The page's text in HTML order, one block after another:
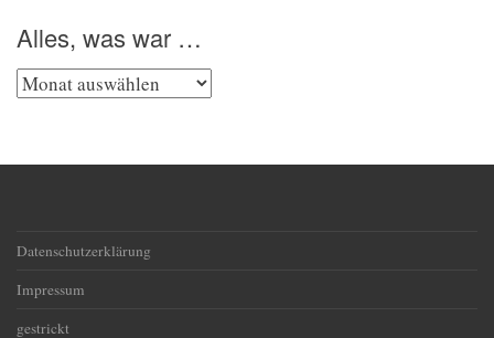
Alles, was war …
Alles,
…
Datenschutzerklärung
Impressum
gestrickt